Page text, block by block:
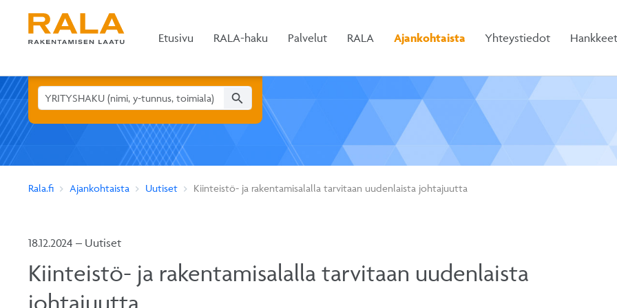
Etusivu RALA-haku Palvelut RALA Ajankohtaista Yhteystiedot Hankkeet
search
Rala.fi Ajankohtaista Uutiset Kiinteistö- ja rakentamisalalla tarvitaan uudenlaista johtajuutta
18.12.2024 – Uutiset
Kiinteistö- ja rakentamisalalla tarvitaan uudenlaista